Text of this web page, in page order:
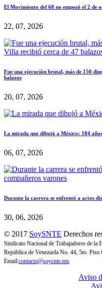
El Movimiento del 68 no empezó el 2 de
22, 07, 2026
Fue una ejecución brutal, más de 150
balazos
20, 07, 2026
La mirada que dibujó a México: 184
06, 07, 2026
Durante la carrera se enfrentó a actos
30, 06, 2026
© 2017 SoySNTE Derechos
Sindicato Nacional de Trabajadores de la
República de Venezuela No. 44, 5to.
Email:contacto@soysnte.mx
Aviso